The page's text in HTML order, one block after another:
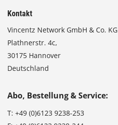
Kontakt
Vincentz Network GmbH & Co. KG
Plathnerstr. 4c,
30175 Hannover
Deutschland
Abo, Bestellung & Service:
T: +49 (0)6123 9238-253